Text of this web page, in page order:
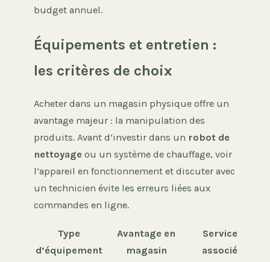
budget annuel.
Équipements et entretien :
les critères de choix
Acheter dans un magasin physique offre un
avantage majeur : la manipulation des
produits. Avant d’investir dans un robot de
nettoyage ou un système de chauffage, voir
l’appareil en fonctionnement et discuter avec
un technicien évite les erreurs liées aux
commandes en ligne.
Type
d’équipement
Avantage en
magasin
Service
associé